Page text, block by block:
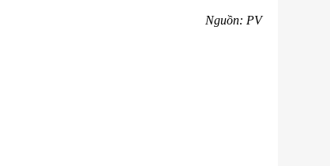
Nguồn: PV